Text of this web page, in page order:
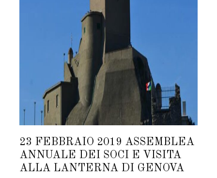
23 FEBBRAIO 2019 ASSEMBLEA
ANNUALE DEI SOCI E VISITA
ALLA LANTERNA DI GENOVA